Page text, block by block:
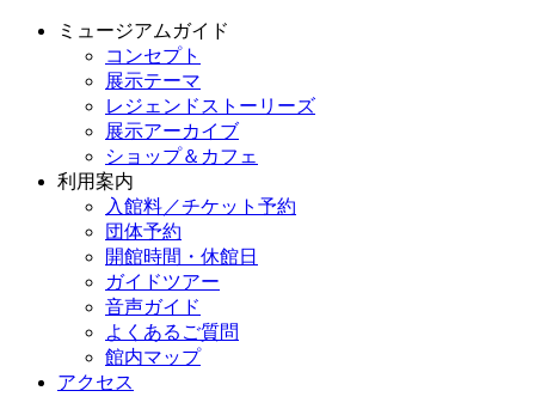
ミュージアムガイド
コンセプト
展示テーマ
レジェンドストーリーズ
展示アーカイブ
ショップ＆カフェ
利用案内
入館料／チケット予約
団体予約
開館時間・休館日
ガイドツアー
音声ガイド
よくあるご質問
館内マップ
アクセス